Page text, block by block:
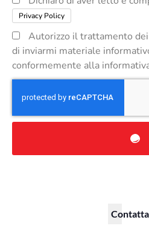
Privacy Policy
PrivacyAutorizzo il trattamento
di inviarmi materiale
conformemente alla